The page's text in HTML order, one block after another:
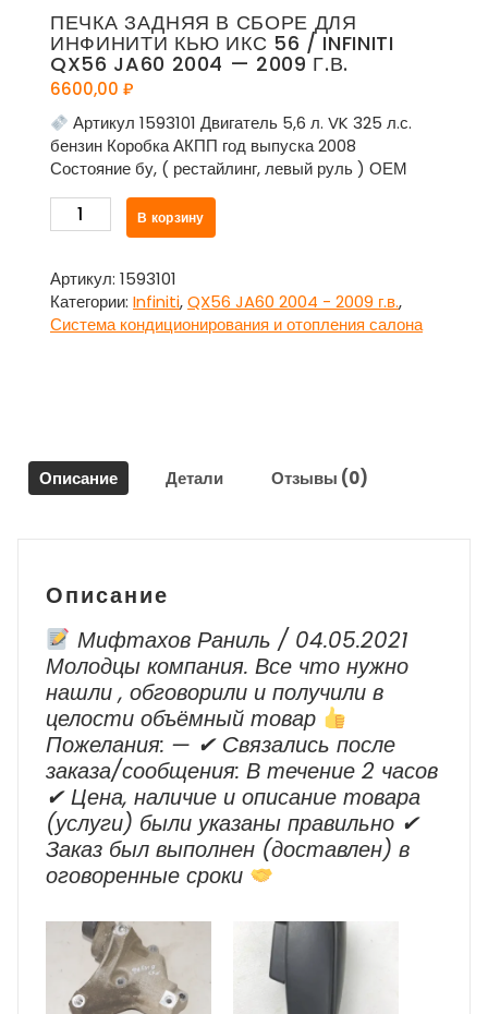
ПЕЧКА ЗАДНЯЯ В СБОРЕ ДЛЯ
ИНФИНИТИ КЬЮ ИКС 56 / INFINITI
QX56 JA60 2004 — 2009 Г.В.
6600,00 ₽
Артикул 1593101 Двигатель 5,6 л. VK 325 л.с.
бензин Коробка АКПП год выпуска 2008
Состояние бу, ( рестайлинг, левый руль ) ОЕМ
Количество
товара
ЗАДНЯЯ
в
сборе
/
Infiniti
2009
В корзину
Артикул: 1593101
Категории: Infiniti,QX56 JA60 2004 - 2009 г.в.,
Система кондиционирования и отопления салона
Описание Детали Отзывы (0)
Описание
Мифтахов Раниль / 04.05.2021
Молодцы компания. Все что нужно
нашли , обговорили и получили в
целости объёмный товар
Пожелания: — ✔ Cвязались после
заказа/сообщения: В течение 2 часов
✔ Цена, наличие и описание товара
(услуги) были указаны правильно ✔
Заказ был выполнен (доставлен) в
оговоренные сроки